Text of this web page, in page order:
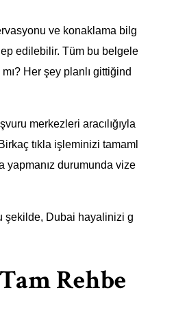
ve konaklama bilg
edilebilir. Tüm bu belgele
Her şey planlı gittiğind
merkezleri aracılığıyla
tıkla işleminizi tamaml
yapmanız durumunda vize
şekilde, Dubai hayalinizi g
Rehbe